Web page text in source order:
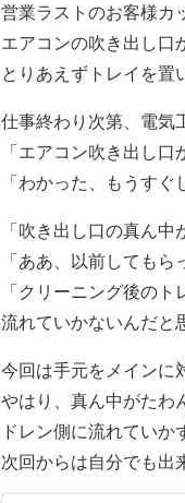
営業ラストのお客様カ
エアコンの吹き出し口
とりあえずトレイを置
仕事終わり次第、電気
「エアコン吹き出し
「わかった、もうすぐ
「吹き出し口の真ん
「ああ、以前してもら
「クリーニング後の
流れていかないんだと
今回は手元をメインに
やはり、真ん中がたわ
ドレン側に流れていか
次回からは自分でも出